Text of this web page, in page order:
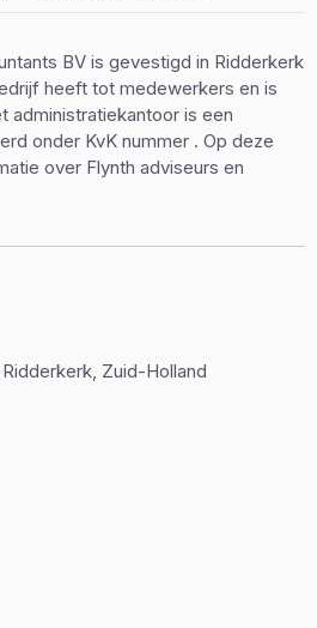
BV is gevestigd in Ridderkerk
heeft tot medewerkers en is
administratiekantoor is een
onder KvK nummer . Op deze
over Flynth adviseurs en
Zuid-Holland